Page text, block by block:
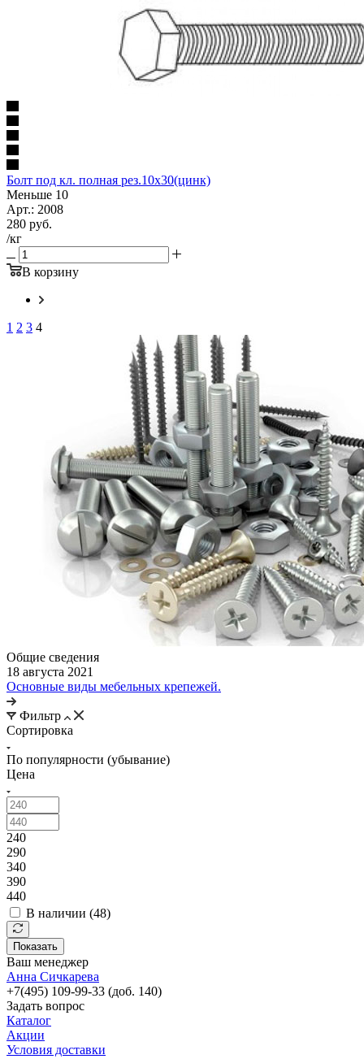
Болт под кл. полная рез.10х30(цинк)
Меньше 10
Арт.: 2008
280 руб.
/кг
В корзину
1 2 3 4
Общие сведения
18 августа 2021
Основные виды мебельных крепежей.
Фильтр
Сортировка
По популярности (убывание)
Цена
240
290
340
390
440
В наличии (48)
Показать
Ваш менеджер
Анна Сичкарева
+7(495) 109-99-33 (доб. 140)
Задать вопрос
Каталог
Акции
Условия доставки